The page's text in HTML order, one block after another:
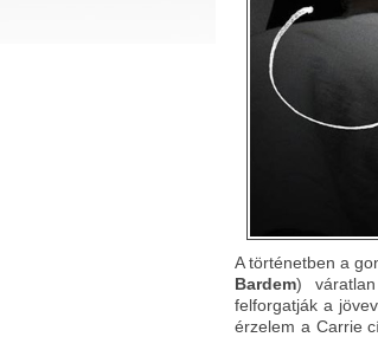
A történetben a
Bardem)
felforgatják a
érzelem a Carrie